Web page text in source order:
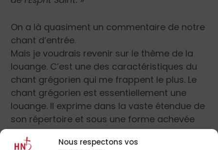
Nous respectons vos
On a là quasiment un commentaire de notre
chant d’entrée.
Mais je voudrais revenir sur le thème de la
louange. C’est une des caractéristiques du
chant grégorien qui me frappent le plus. Le
chant grégorien est essentiellement une
louange. Il exprime dans la vaste étendue de
son répertoire et sous une forme achevée
toutes les nuances expressives de la prière
chrétienne. En lui, on retrouve, à l’état